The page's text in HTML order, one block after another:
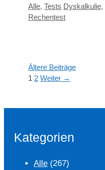
Kategorien
Alle, Tests Schlagwörter
Dyskalkulie,
Rechentest
Ältere Beiträge
Seite
1 Seite
2 Weiter →
Kategorien
Alle (267)